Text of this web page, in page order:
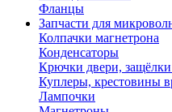
Фланцы
Запчасти для
Колпачки магнетрона
Конденсаторы
Крючки двери,
Куплеры, крестовины
Лампочки